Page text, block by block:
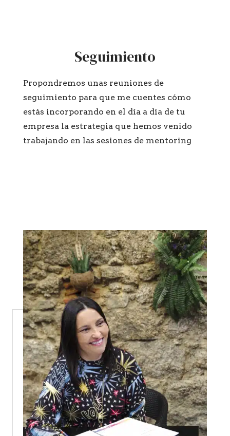
Seguimiento
Propondremos unas reuniones de
seguimiento para que me cuentes cómo
estás incorporando en el día a día de tu
empresa la estrategia que hemos venido
trabajando en las sesiones de mentoring